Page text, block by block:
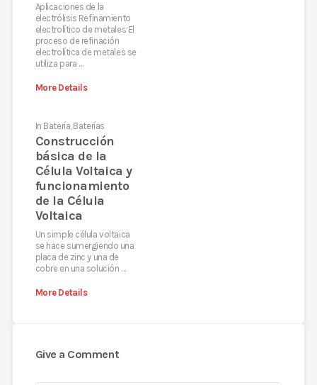
Aplicaciones de la
electrólisis Refinamiento
electrolítico de metales El
proceso de refinación
electrolítica de metales se
utiliza para …
More Details
In Batería Baterías
Construcción
básica de la
Célula Voltaica y
funcionamiento
de la Célula
Voltaica
Un simple célula voltaica
se hace sumergiendo una
placa de zinc y una de
cobre en una solución …
More Details
Give a Comment